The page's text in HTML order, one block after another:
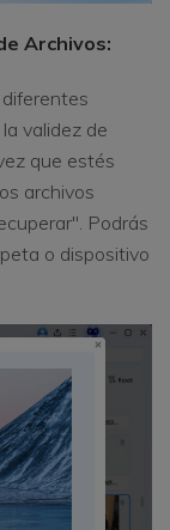
Archivos:
validez de
que estés
archivos
Podrás
o dispositivo